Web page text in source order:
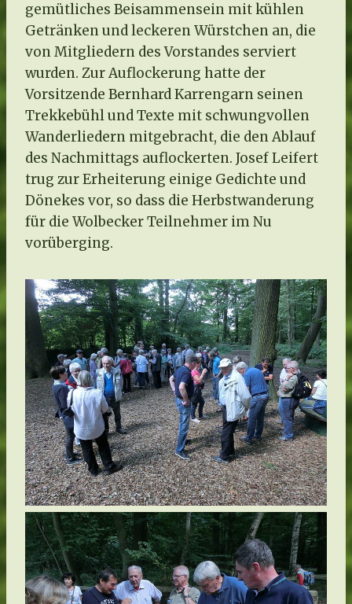
gemütliches Beisammensein mit kühlen
Getränken und leckeren Würstchen an, die
von Mitgliedern des Vorstandes serviert
wurden. Zur Auflockerung hatte der
Vorsitzende Bernhard Karrengarn seinen
Trekkebühl und Texte mit schwungvollen
Wanderliedern mitgebracht, die den Ablauf
des Nachmittags auflockerten. Josef Leifert
trug zur Erheiterung einige Gedichte und
Dönekes vor, so dass die Herbstwanderung
für die Wolbecker Teilnehmer im Nu
vorüberging.